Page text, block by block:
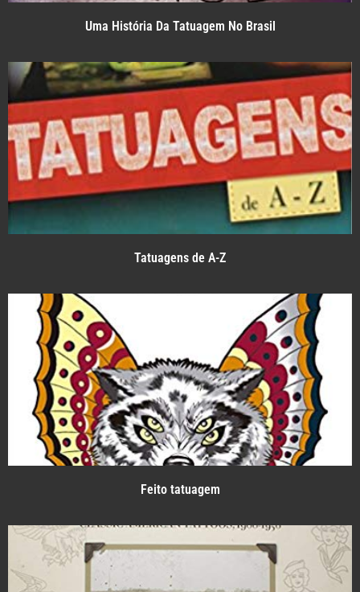
Uma História Da Tatuagem No Brasil
Tatuagens de A-Z
Feito tatuagem